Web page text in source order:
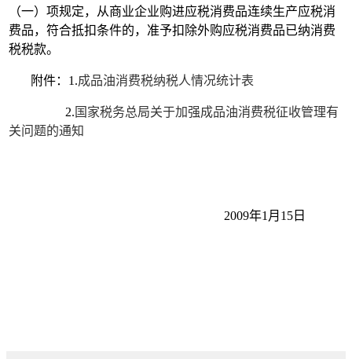
（一）项规定，从商业企业购进应税消费品连续生产应税消
费品，符合抵扣条件的，准予扣除外购应税消费品已纳消费
税税款。
附件：1.成品油消费税纳税人情况统计表
2. 国家税务总局关于加强成品油消费税征收管理有
关问题的通知
2009年1月15日